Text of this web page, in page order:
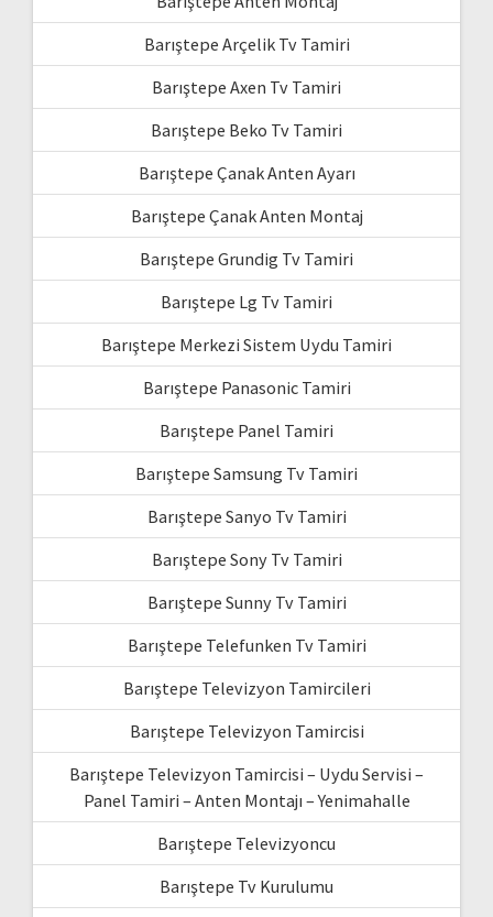
Barıştepe Arçelik Tv Tamiri
Barıştepe Axen Tv Tamiri
Barıştepe Beko Tv Tamiri
Barıştepe Çanak Anten Ayarı
Barıştepe Çanak Anten Montaj
Barıştepe Grundig Tv Tamiri
Barıştepe Lg Tv Tamiri
Barıştepe Merkezi Sistem Uydu Tamiri
Barıştepe Panasonic Tamiri
Barıştepe Panel Tamiri
Barıştepe Samsung Tv Tamiri
Barıştepe Sanyo Tv Tamiri
Barıştepe Sony Tv Tamiri
Barıştepe Sunny Tv Tamiri
Barıştepe Telefunken Tv Tamiri
Barıştepe Televizyon Tamircileri
Barıştepe Televizyon Tamircisi
Barıştepe Televizyon Tamircisi – Uydu Servisi –
Panel Tamiri – Anten Montajı – Yenimahalle
Barıştepe Televizyoncu
Barıştepe Tv Kurulumu